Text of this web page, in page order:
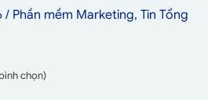
/ Phần mềm Marketing, Tin Tổng
chọn)